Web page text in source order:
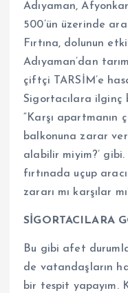
Adıyaman,
500’ün üzerinde
Fırtına, dolunun
Adıyaman’dan
çiftçi TARSİM’e
Sigortacılara ilginç
“Karşı apartmanın
balkonuna zarar
alabilir miyim?’ gibi.
fırtınada uçup
zararı mı karşılar
SİGORTACILARA
Bu gibi afet
de vatandaşların
bir tespit yapayım.